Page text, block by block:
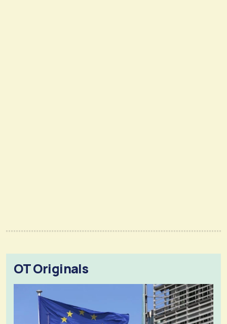
OT Originals